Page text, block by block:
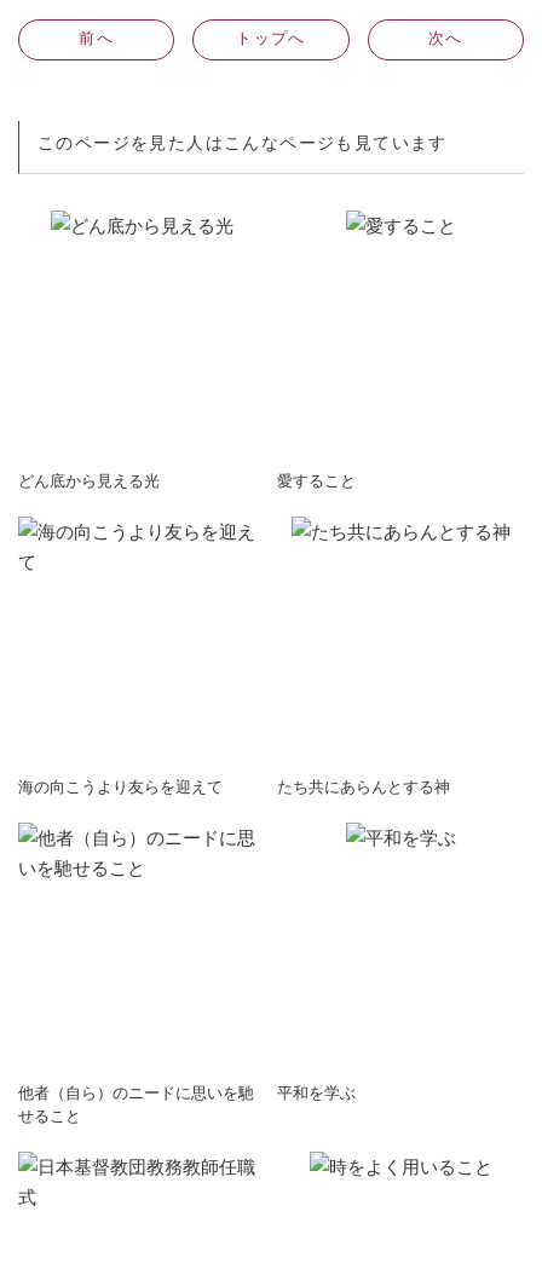
前へ トップへ 次へ
このページを見た人はこんなページも見ています
どん底から見える光 愛すること
海の向こうより友らを迎えて たち共にあらんとする神
他者（自ら）のニードに思いを馳
せること
平和を学ぶ